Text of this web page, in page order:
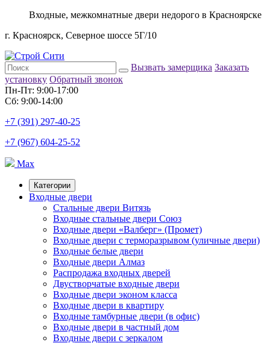
Входные, межкомнатные двери недорого в Красноярске
г. Красноярск, Северное шоссе 5Г/10
Вызвать замерщика Заказать
установку Обратный звонок
Пн-Пт: 9:00-17:00
Сб: 9:00-14:00
+7 (391) 297-40-25
+7 (967) 604-25-52
Max
Категории
Входные двери
Стальные двери Витязь
Входные стальные двери Союз
Входные двери «Валберг» (Промет)
Входные двери с терморазрывом (уличные двери)
Входные белые двери
Входные двери Алмаз
Распродажа входных дверей
Двустворчатые входные двери
Входные двери эконом класса
Входные двери в квартиру
Входные тамбурные двери (в офис)
Входные двери в частный дом
Входные двери с зеркалом